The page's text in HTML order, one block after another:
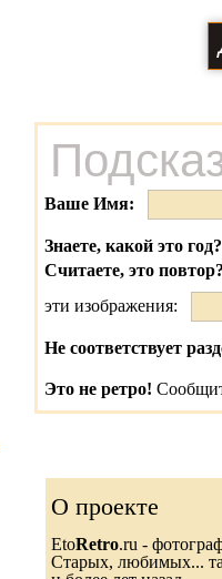
Ваше Имя:
Знаете, какой это год?
Считаете, это
эти изображения:
Не соответствует
Это не ретро!
О проекте
EtoRetro.ru -
Старых, любимых...